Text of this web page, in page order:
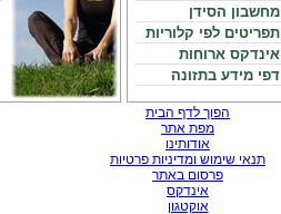
מחשבון הסידן
תפריטים לפי קלוריות
אינדקס ארוחות
דפי מידע בתזונה
הפוך לדף הבית
מפת אתר
אודותינו
תנאי שימוש ומדיניות פרטיות
פרסום באתר
אינדקס
אוקטגון